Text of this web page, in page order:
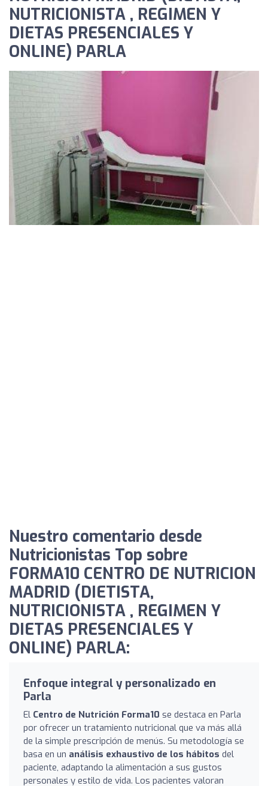
NUTRICIONISTA , REGIMEN Y
DIETAS PRESENCIALES Y
ONLINE) PARLA
Nuestro comentario desde
Nutricionistas Top sobre
FORMA10 CENTRO DE NUTRICION
MADRID (DIETISTA,
NUTRICIONISTA , REGIMEN Y
DIETAS PRESENCIALES Y
ONLINE) PARLA:
Enfoque integral y personalizado en
Parla
El Centro de Nutrición Forma10 se destaca en Parla
por ofrecer un tratamiento nutricional que va más allá
de la simple prescripción de menús. Su metodología se
basa en un análisis exhaustivo de los hábitos del
paciente, adaptando la alimentación a sus gustos
personales y estilo de vida. Los pacientes valoran